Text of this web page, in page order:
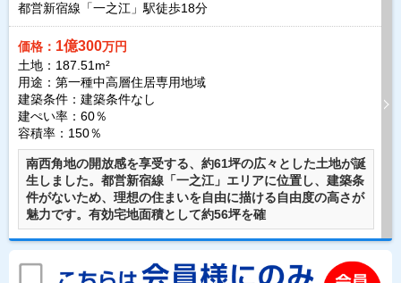
都営新宿線「一之江」駅徒歩18分
価格： 1億300万円
土地：187.51m²
用途：第一種中高層住居専用地域
建築条件： 建築条件なし
建ぺい率：60％
容積率：150％
南西角地の開放感を享受する、約61坪の広々とした土地が誕
生しました。都営新宿線「一之江」エリアに位置し、建築条
件がないため、理想の住まいを自由に描ける自由度の高さが
魅力です。有効宅地面積として約56坪を確